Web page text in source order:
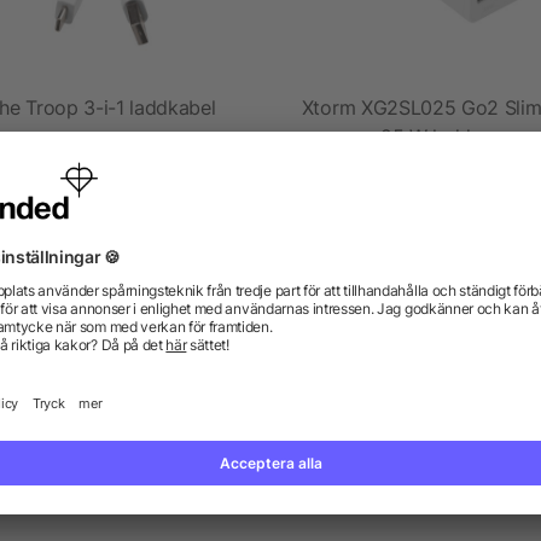
Troop 3-i-1 laddkabel
från 15,06 kr
Xtorm XG2SL025 Go2
25 W laddare
från 101,48 kr
Vi har svaren.